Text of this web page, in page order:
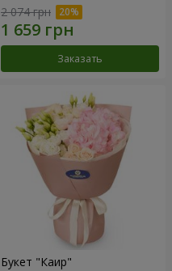
2 074 грн
Заказать
Букет "Каир"